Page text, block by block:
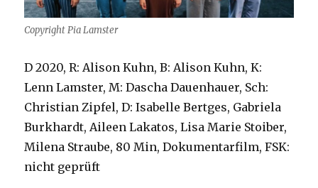
Copyright Pia Lamster
D 2020, R: Alison Kuhn, B: Alison Kuhn, K:
Lenn Lamster, M: Dascha Dauenhauer, Sch:
Christian Zipfel, D: Isabelle Bertges, Gabriela
Burkhardt, Aileen Lakatos, Lisa Marie Stoiber,
Milena Straube, 80 Min, Dokumentarfilm, FSK:
nicht geprüft